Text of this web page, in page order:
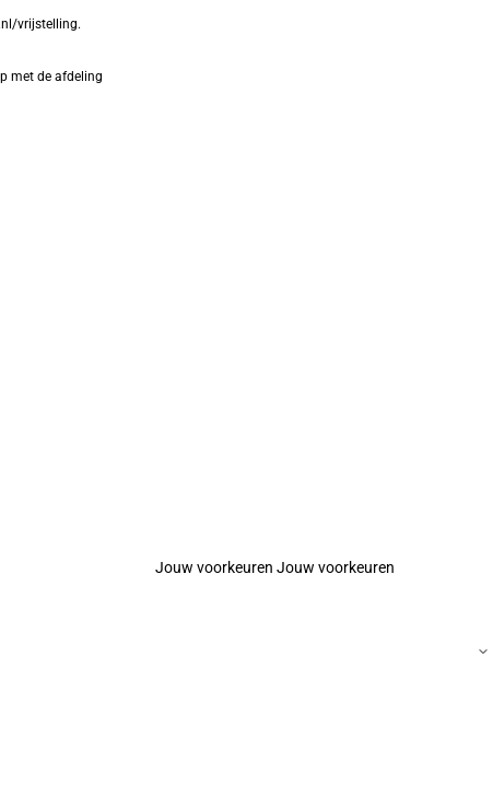
vrijstelling.
met de afdeling
Jouw voorkeuren